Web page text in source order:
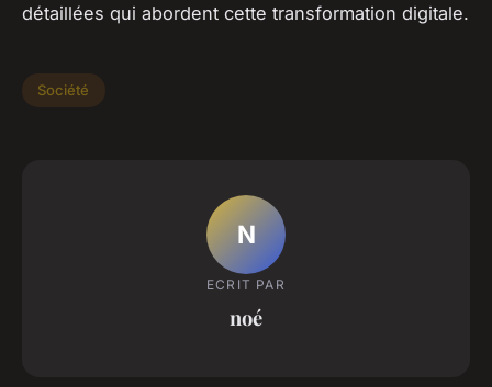
détaillées qui abordent cette transformation digitale.
Société
N
ECRIT PAR
noé